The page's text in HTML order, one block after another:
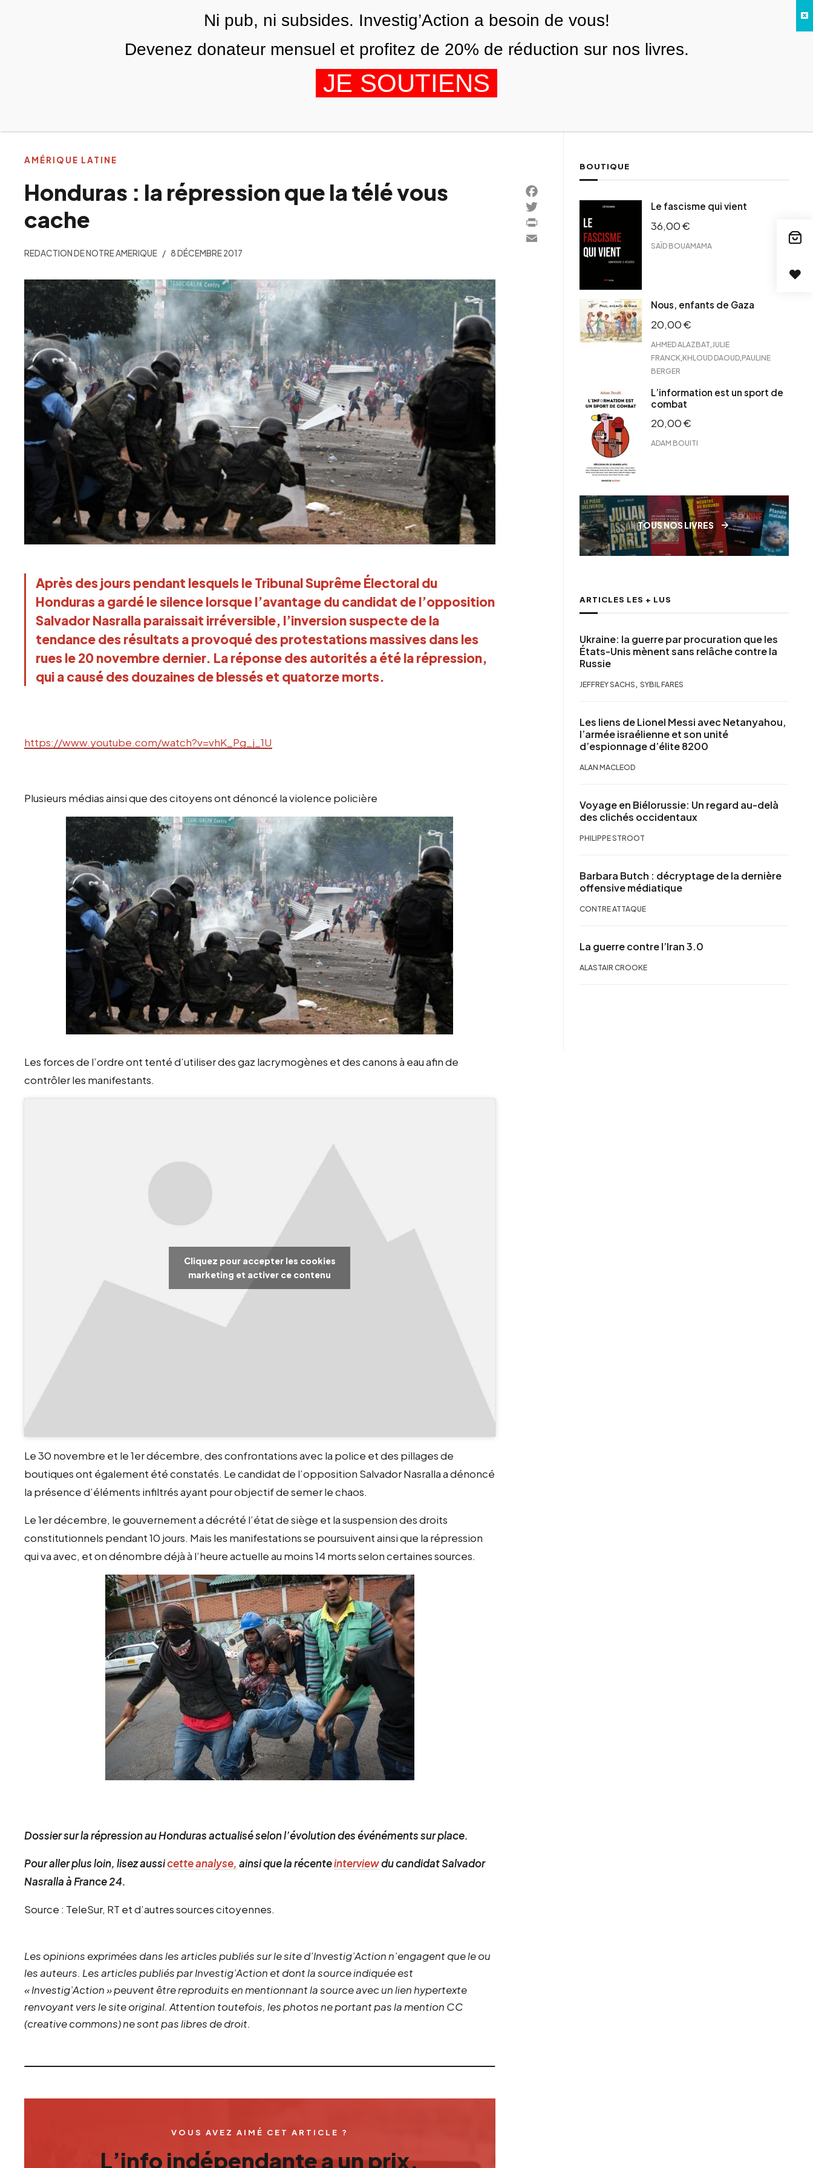
NOUS AGENDA
Honduras : la répression que la télé vous
cache
REDACTION DE NOTRE AMERIQUE 8 DÉCEMBRE 2017
Après des jours pendant lesquels le Tribunal Suprême Électoral du
Honduras a gardé le silence lorsque l’avantage du candidat de l’opposition
Salvador Nasralla paraissait irréversible, l’inversion suspecte de la
tendance des résultats a provoqué des protestations massives dans les
rues le 20 novembre dernier. La réponse des autorités a été la répression,
qui a causé des douzaines de blessés et quatorze morts.
https://www.youtube.com/watch?v=vhK_Pg_j_1U
Plusieurs médias ainsi que des citoyens ont dénoncé la violence policière
Les forces de l’ordre ont tenté d’utiliser des gaz lacrymogènes et des canons à eau afin de
contrôler les manifestants.
Cliquez pour accepter les cookies
marketing et activer ce contenu
Le 30 novembre et le 1er décembre, des confrontations avec la police et des pillages de
boutiques ont également été constatés. Le candidat de l’opposition Salvador Nasralla a dénoncé
la présence d’éléments infiltrés ayant pour objectif de semer le chaos.
Le 1er décembre, le gouvernement a décrété l’état de siège et la suspension des droits
constitutionnels pendant 10 jours. Mais les manifestations se poursuivent ainsi que la répression
qui va avec, et on dénombre déjà à l’heure actuelle au moins 14 morts selon certaines sources.
Dossier sur la répression au Honduras actualisé selon l’évolution des événéments sur place.
Pour aller plus loin, lisez aussicette analyse, ainsi que la récenteinterviewdu candidat Salvador
Nasralla à France 24.
Source : TeleSur, RT et d’autres sources citoyennes.
AMÉRIQUE LATINE
Les opinions exprimées dans les articles publiés sur le site d’Investig’Action n’engagent que le ou
les auteurs. Les articles publiés par Investig’Action et dont la source indiquée est
« Investig’Action » peuvent être reproduits en mentionnant la source avec un lien hypertexte
renvoyant vers le site original. Attention toutefois, les photos ne portant pas la mention CC
(creative commons) ne sont pas libres de droit.
VOUS AVEZ AIMÉ CET ARTICLE ?
L’info indépendante a un prix.
Facebook
Twitter
PrintFriendly
Email
BOUTIQUE
Le fascisme qui vient
36,00€
SAÏD BOUAMAMA
Nous, enfants de Gaza
20,00€
AHMED ALAZBAT JULIE
FRANCK KHLOUD DAOUD PAULINE
BERGER
L’information est un sport de
combat
20,00€
ADAM BOUITI
TOUS NOS LIVRES
ARTICLES LES + LUS
Ukraine: la guerre par procuration que les
États-Unis mènent sans relâche contre la
Russie
JEFFREY SACHS , SYBIL FARES
Les liens de Lionel Messi avec Netanyahou,
l’armée israélienne et son unité
d’espionnage d’élite 8200
ALAN MACLEOD
Voyage en Biélorussie: Un regard au-delà
des clichés occidentaux
PHILIPPE STROOT
Barbara Butch : décryptage de la dernière
offensive médiatique
CONTRE ATTAQUE
La guerre contre l’Iran 3.0
ALASTAIR CROOKE
Ni pub, ni subsides. Investig’Action a besoin de vous!
Devenez donateur mensuel et profitez de 20% de réduction sur nos livres.
JE SOUTIENS